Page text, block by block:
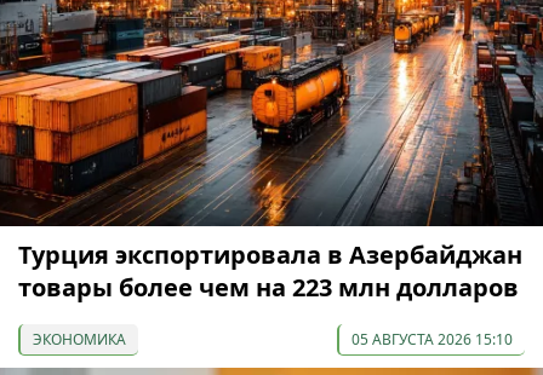
Турция экспортировала в Азербайджан
товары более чем на 223 млн долларов
ЭКОНОМИКА 05 АВГУСТА 2026 15:10